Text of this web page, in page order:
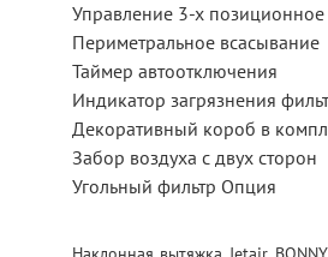
Управление 3-х позиционное
Периметральное всасывание
Таймер автоотключения
Индикатор загрязнения
Декоративный короб в
Забор воздуха с двух сторон
Угольный фильтр Опция